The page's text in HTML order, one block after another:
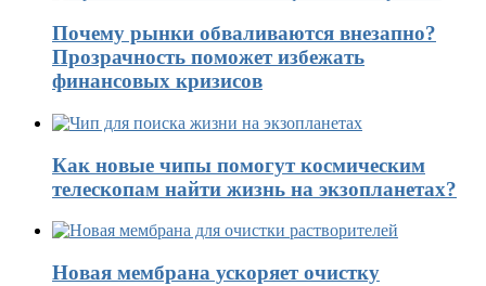
Почему рынки обваливаются внезапно?
Прозрачность поможет избежать
финансовых кризисов
Как новые чипы помогут космическим
телескопам найти жизнь на экзопланетах?
Новая мембрана ускоряет очистку